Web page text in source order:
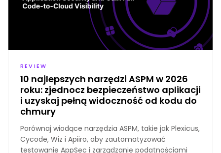
REVIEW
10 najlepszych narzędzi ASPM w 2026
roku: zjednocz bezpieczeństwo aplikacji
i uzyskaj pełną widoczność od kodu do
chmury
Porównaj wiodące narzędzia ASPM, takie jak Plexicus,
Cycode, Wiz i Apiiro, aby zautomatyzować
testowanie AppSec i zarządzanie podatnościami